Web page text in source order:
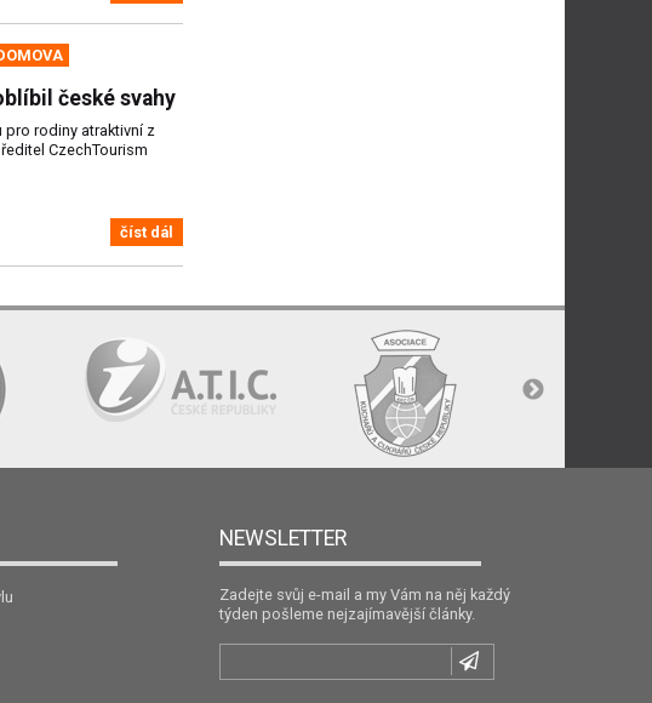
české svahy
pro rodiny atraktivní z
CzechTourism
číst dál
NEWSLETTER
Zadejte svůj e-mail a my Vám na něj každý
týden pošleme nejzajímavější články.